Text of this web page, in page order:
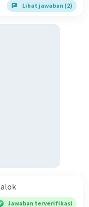
Lihat jawaban (2)
Jawaban terverifikasi